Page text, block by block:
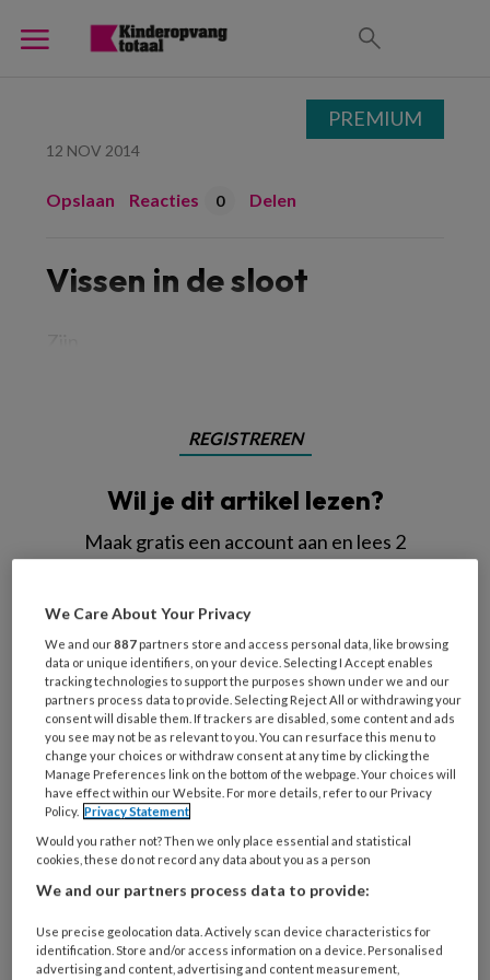
12 NOV 2014
Opslaan Reacties 0 Delen
Vissen in de sloot
REGISTREREN
Wil je dit artikel lezen?
Maak gratis een account aan en lees 2
Al een account of abonnement?
Wat
is
je
e-
mailadres?
* *
Kies
je
wachtwoord*
Kies
je
Bij
PREMIUM
We Care About Your Privacy
We and our887 partners store and access personal data, like browsing
data or unique identifiers, on your device. Selecting I Accept enables
tracking technologies to support the purposes shown under we and our
partners process data to provide. Selecting Reject All or withdrawing your
consent will disable them. If trackers are disabled, some content and ads
you see may not be as relevant to you. You can resurface this menu to
change your choices or withdraw consent at any time by clicking the
Manage Preferences link on the bottom of the webpage. Your choices will
have effect within our Website. For more details, refer to our Privacy
Policy. Privacy Statement
Would you rather not? Then we only place essential and statistical
cookies, these do not record any data about you as a person
We and our partners process data to provide:
Use precise geolocation data. Actively scan device characteristics for
identification. Store and/or access information on a device. Personalised
advertising and content, advertising and content measurement,